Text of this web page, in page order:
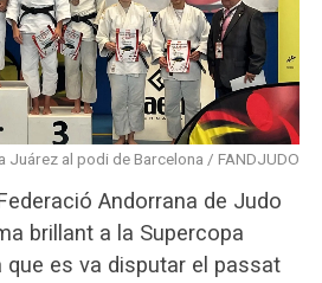
Juárez al podi de Barcelona / FANDJUDO
Andorrana de Judo
brillant a la Supercopa
que es va disputar el passat